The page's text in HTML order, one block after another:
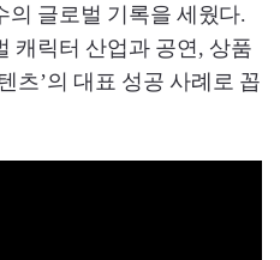
의 글로벌 기록을 세웠다.
캐릭터 산업과 공연, 상품
츠’의 대표 성공 사례로 꼽